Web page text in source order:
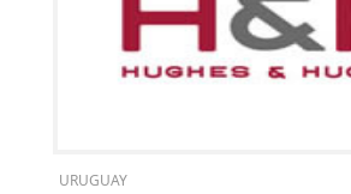
URUGUAY